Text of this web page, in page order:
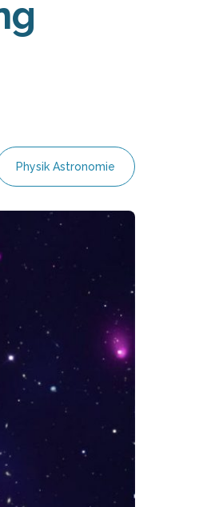
Physik Astronomie